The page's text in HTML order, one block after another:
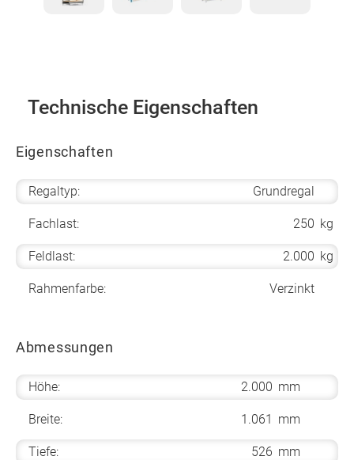
Technische Eigenschaften
Eigenschaften
Regaltyp: Grundregal
Fachlast: 250 kg
Feldlast: 2.000 kg
Rahmenfarbe: Verzinkt
Abmessungen
Höhe: 2.000 mm
Breite: 1.061 mm
Tiefe: 526 mm